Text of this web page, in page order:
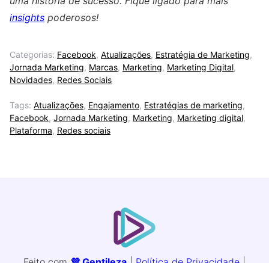
insights poderosos!
Categorias: Facebook, Atualizações, Estratégia de Marketing,
Jornada Marketing, Marcas, Marketing, Marketing Digital,
Novidades, Redes Sociais
Tags: Atualizações, Engajamento, Estratégias de marketing,
Facebook, Jornada Marketing, Marketing, Marketing digital,
Plataforma, Redes sociais